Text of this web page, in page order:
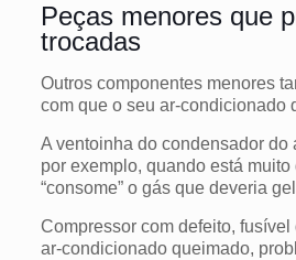
Peças menores que
trocadas
Outros componentes menores
com que o seu ar-condicionado
A ventoinha do condensador do
por exemplo, quando está muito
“consome” o gás que deveria
Compressor com defeito,
ar-condicionado queimado,